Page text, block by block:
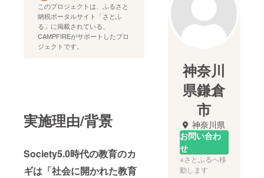
このプロジェクトは、ふるさと
納税ポータルサイト「さとふ
る」に掲載されている、
CAMPFIREがサポートしたプロ
ジェクトです。
実施理由/背景
Society5.0時代の教育のカ
ギは「社会に開かれた教育
神奈川
県鎌倉
市
神奈川県
お問い合わ
せ
※さとふるへ移
動します